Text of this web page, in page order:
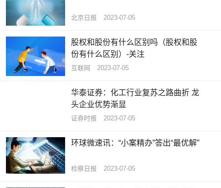
北京日报 2023-07-05
股权和股份有什么区别吗（股权和股
份有什么区别）-关注
互联网 2023-07-05
华泰证券：化工行业复苏之路曲折 龙
头企业优势渐显
证券时报 2023-07-05
环球微速讯：“小案精办”答出“最优解”
检察日报 2023-07-05